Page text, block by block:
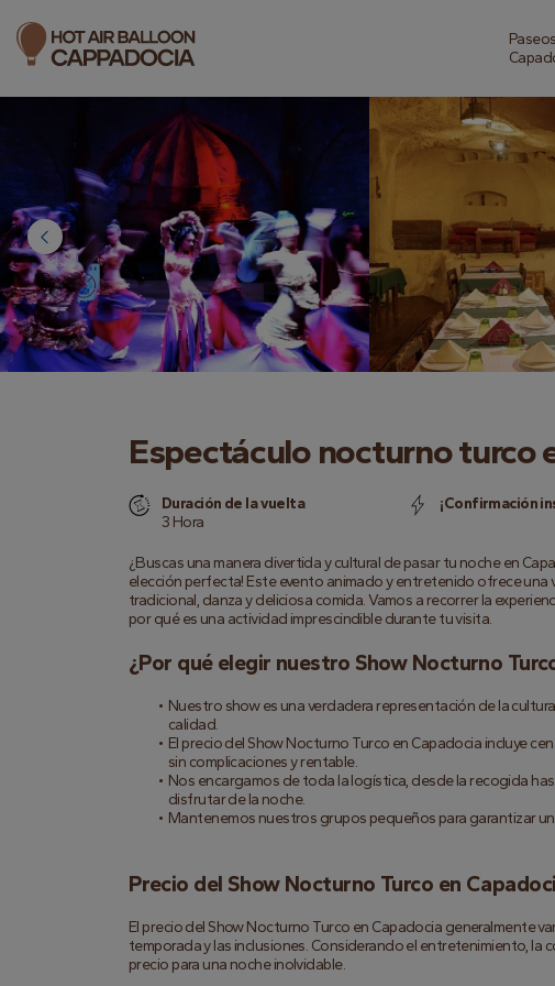
Espectáculo nocturno turco
Duración de la vuelta
3 Hora
¡Confirmación
¿Buscas una manera divertida y cultural de pasar tu noche en
elección perfecta! Este evento animado y entretenido ofrece una
tradicional, danza y deliciosa comida. Vamos a recorrer la
por qué es una actividad imprescindible durante tu visita.
¿Por qué elegir nuestro Show Nocturno
Nuestro show es una verdadera representación de la
calidad.
El precio del Show Nocturno Turco en Capadocia incluye
sin complicaciones y rentable.
Nos encargamos de toda la logística, desde la recogida
disfrutar de la noche.
Mantenemos nuestros grupos pequeños para garantizar
Precio del Show Nocturno Turco en
El precio del Show Nocturno Turco en Capadocia generalmente
temporada y las inclusiones. Considerando el entretenimiento, la
precio para una noche inolvidable.